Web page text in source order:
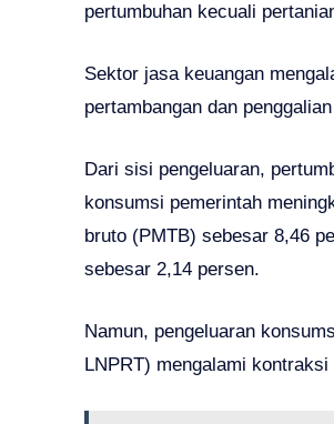
pertumbuhan kecuali
Sektor jasa keuangan
pertambangan dan
Dari sisi pengeluaran,
konsumsi pemerintah
bruto (PMTB) sebesar 8,46
sebesar 2,14 persen.
Namun, pengeluaran
LNPRT) mengalami